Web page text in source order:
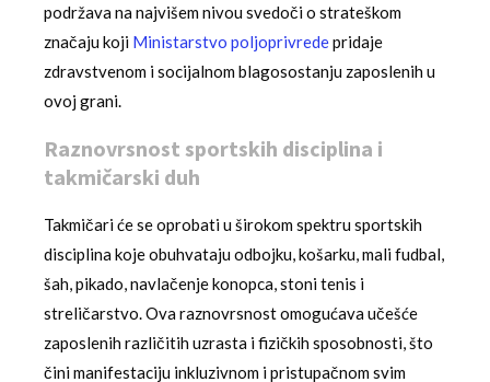
podržava na najvišem nivou svedoči o strateškom
značaju koji Ministarstvo poljoprivredepridaje
zdravstvenom i socijalnom blagosostanju zaposlenih u
ovoj grani.
Raznovrsnost sportskih disciplina i
takmičarski duh
Takmičari će se oprobati u širokom spektru sportskih
disciplina koje obuhvataju odbojku, košarku, mali fudbal,
šah, pikado, navlačenje konopca, stoni tenis i
streličarstvo. Ova raznovrsnost omogućava učešće
zaposlenih različitih uzrasta i fizičkih sposobnosti, što
čini manifestaciju inkluzivnom i pristupačnom svim